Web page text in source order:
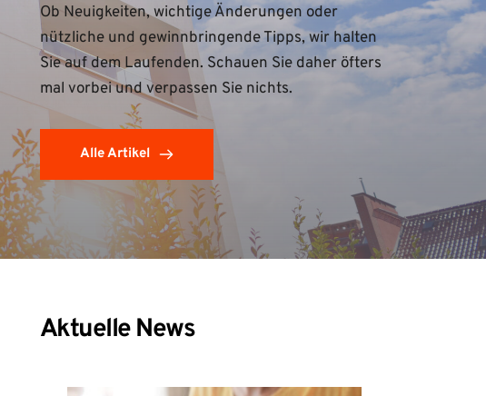
Ob Neuigkeiten, wichtige Änderungen oder
nützliche und gewinnbringende Tipps, wir halten
Sie auf dem Laufenden. Schauen Sie daher öfters
mal vorbei und verpassen Sie nichts.
Alle Artikel
Aktuelle News